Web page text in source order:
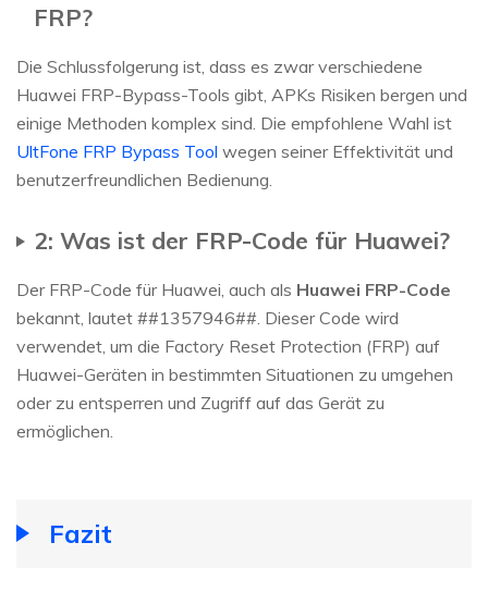
FRP?
Die Schlussfolgerung ist, dass es zwar verschiedene
Huawei FRP-Bypass-Tools gibt, APKs Risiken bergen und
einige Methoden komplex sind. Die empfohlene Wahl ist
UltFone FRP Bypass Tool wegen seiner Effektivität und
benutzerfreundlichen Bedienung.
2: Was ist der FRP-Code für Huawei?
Der FRP-Code für Huawei, auch als Huawei FRP-Code
bekannt, lautet ##1357946##. Dieser Code wird
verwendet, um die Factory Reset Protection (FRP) auf
Huawei-Geräten in bestimmten Situationen zu umgehen
oder zu entsperren und Zugriff auf das Gerät zu
ermöglichen.
Fazit